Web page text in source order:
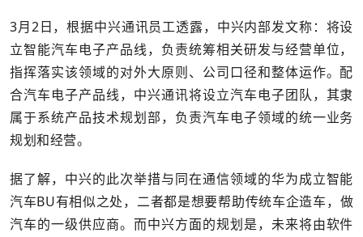
3月2日，根据中兴通讯员工透露，中兴内部发文称：将设
立智能汽车电子产品线，负责统筹相关研发与经营单位，
指挥落实该领域的对外大原则、公司口径和整体运作。配
合汽车电子产品线，中兴通讯将设立汽车电子团队，其隶
属于系统产品技术规划部，负责汽车电子领域的统一业务
规划和经营。
据了解，中兴的此次举措与同在通信领域的华为成立智能
汽车BU有相似之处，二者都是想要帮助传统车企造车，做
汽车的一级供应商。而中兴方面的规划是，未来将由软件